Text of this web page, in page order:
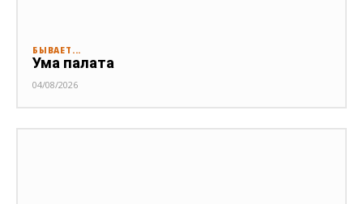
БЫВАЕТ...
Ума палата
04/08/2026